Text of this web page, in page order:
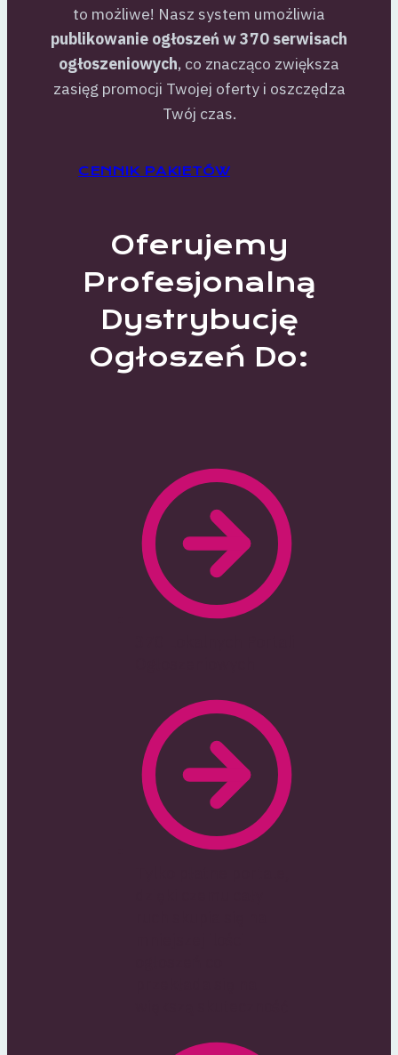
to możliwe! Nasz system umożliwia
publikowanie ogłoszeń w 370 serwisach
ogłoszeniowych, co znacząco zwiększa
zasięg promocji Twojej oferty i oszczędza
Twój czas.
CENNIK PAKIETÓW
Oferujemy
Profesjonalną
Dystrybucję
Ogłoszeń Do: